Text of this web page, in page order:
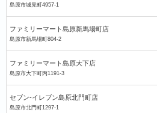
ファミリーマート島原港店
島原市城見町4957-1
ファミリーマート島原新馬場町店
島原市新馬場町804-2
ファミリーマート島原大下店
島原市大下町丙1191-3
セブン-イレブン島原北門町店
島原市北門町1297-1
喫茶ケルン